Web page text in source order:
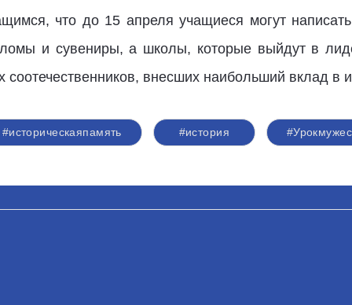
что до 15 апреля учащиеся могут
и сувениры, а школы, которые выйдут в
внесших наибольший вклад в
#историческаяпамять #история